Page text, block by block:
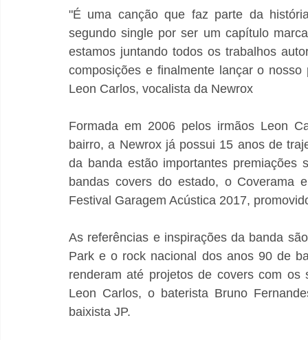
"É uma canção que faz parte da
segundo single por ser um capítulo
estamos juntando todos os trabalhos
composições e finalmente lançar o
Leon Carlos, vocalista da Newrox
Formada em 2006 pelos irmãos Leon
bairro, a Newrox já possui 15 anos de
da banda estão importantes premiações
bandas covers do estado, o
Festival Garagem Acústica 2017,
As referências e inspirações da banda
Park e o rock nacional dos anos 90 de
renderam até projetos de covers com os
Leon Carlos, o baterista Bruno
baixista JP.